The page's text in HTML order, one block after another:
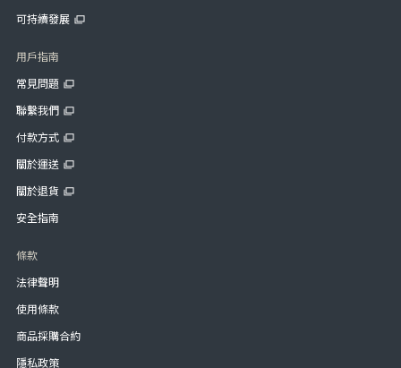
可持續發展
用戶指南
常見問題
聯繫我們
付款方式
關於運送
關於退貨
安全指南
條款
法律聲明
使用條款
商品採購合約
隱私政策